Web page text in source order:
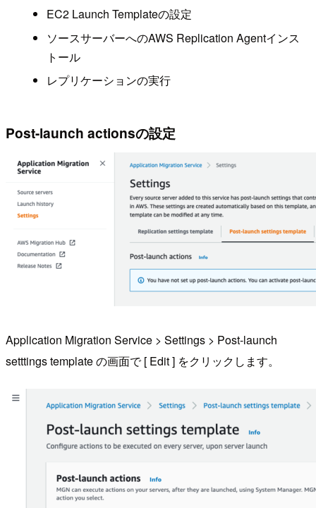
EC2 Launch Templateの設定
ソースサーバーへのAWS Replication Agentインス
トール
レプリケーションの実行
Post-launch actionsの設定
Application Migration Service > Settings > Post-launch
setttings template の画面で [ Edit ] をクリックします。